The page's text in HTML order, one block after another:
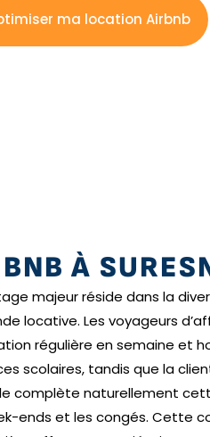
ma location Airbnb
À
majeur réside dans la
locative. Les voyageurs
régulière en semaine et
scolaires, tandis que la
complète naturellement
ends et les congés. Cette